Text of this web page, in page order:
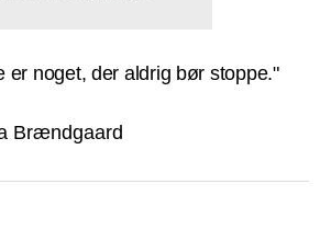
er noget, der aldrig bør stoppe."
Brændgaard